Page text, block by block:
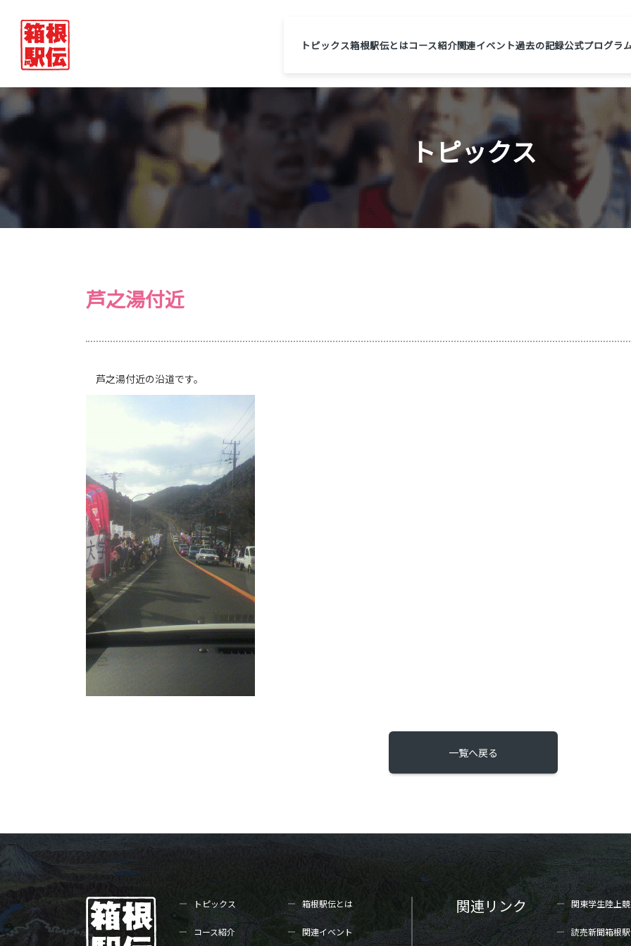
トピックス箱根駅伝とはコース紹介関連イベント過去の記録公式プログラ
トピックス
芦之湯付近
芦之湯付近の沿道です。
一覧へ戻る
トピックス 箱根駅伝とは
コース紹介 関連イベント
関連リンク 関東学生陸上
読売新聞箱根